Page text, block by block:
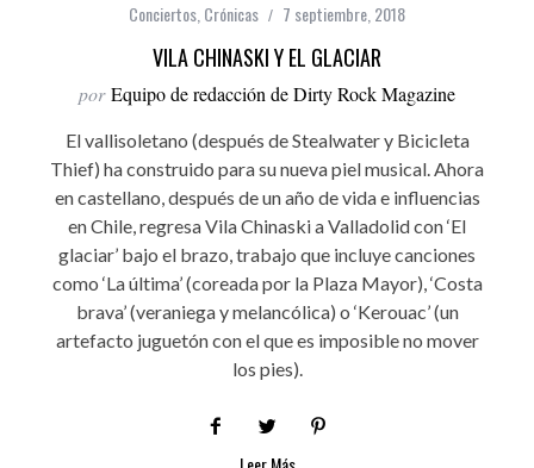
Conciertos Crónicas 7 septiembre, 2018
VILA CHINASKI Y EL GLACIAR
por Equipo de redacción de Dirty Rock Magazine
El vallisoletano (después de Stealwater y Bicicleta
Thief) ha construido para su nueva piel musical. Ahora
en castellano, después de un año de vida e influencias
en Chile, regresa Vila Chinaski a Valladolid con ‘El
glaciar’ bajo el brazo, trabajo que incluye canciones
como ‘La última’ (coreada por la Plaza Mayor), ‘Costa
brava’ (veraniega y melancólica) o ‘Kerouac’ (un
artefacto juguetón con el que es imposible no mover
los pies).